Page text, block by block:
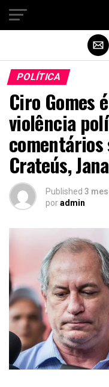
POLÍTICA
Ciro Gomes
violência
Crateús,
Published 3
poradmin